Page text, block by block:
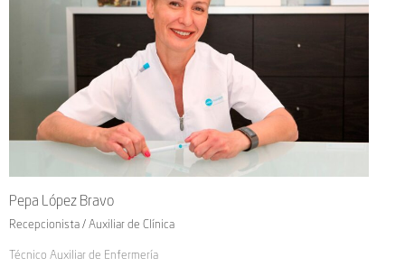
Pepa López Bravo
Recepcionista / Auxiliar de Clínica
Técnico Auxiliar de Enfermería